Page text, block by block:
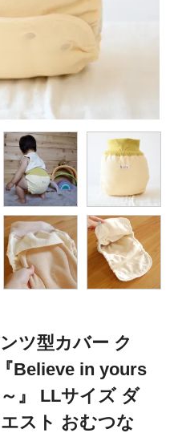
ツ型カバー ク
Believe in yours
』 LLサイズ ダ
スト おむつな